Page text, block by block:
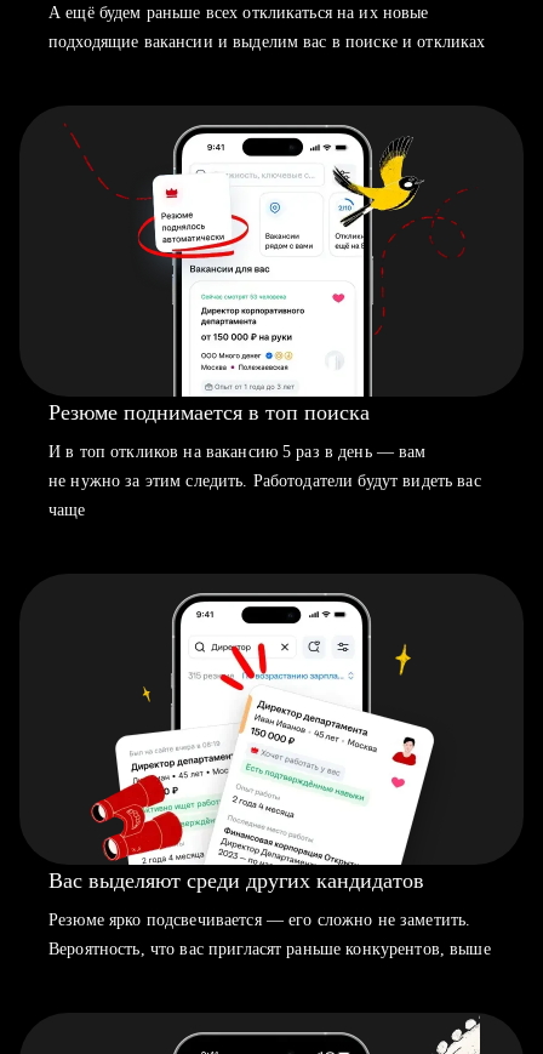
А ещё будем раньше всех откликаться на их новые
подходящие вакансии и выделим вас в поиске и откликах
Резюме поднимается в топ поиска
И в топ откликов на вакансию 5 раз в день — вам
не нужно за этим следить. Работодатели будут видеть вас
чаще
Вас выделяют среди других кандидатов
Резюме ярко подсвечивается — его сложно не заметить.
Вероятность, что вас пригласят раньше конкурентов, выше